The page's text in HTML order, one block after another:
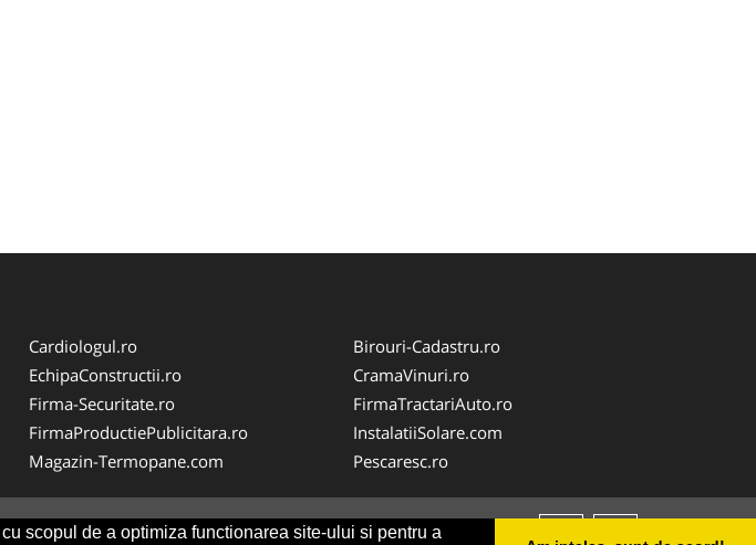
scopul de a optimiza functionarea site-ului si pentru a
Cardiologul.ro
EchipaConstructii.ro
Firma-Securitate.ro
FirmaProductiePublicitara.ro
Magazin-Termopane.com
Birouri-Cadastru.ro
CramaVinuri.ro
FirmaTractariAuto.ro
InstalatiiSolare.com
Pescaresc.ro